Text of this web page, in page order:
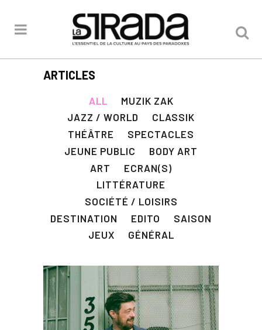
ARTICLES
ALL
MUZIK ZAK
JAZZ / WORLD
CLASSIK
THÉÂTRE
SPECTACLES
JEUNE PUBLIC
BODY ART
ART
ECRAN(S)
LITTÉRATURE
SOCIÉTÉ / LOISIRS
DESTINATION
EDITO
SAISON
JEUX
GÉNÉRAL